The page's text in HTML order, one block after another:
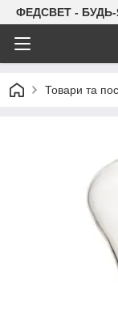
ФЕДСВЕТ -
Товари та